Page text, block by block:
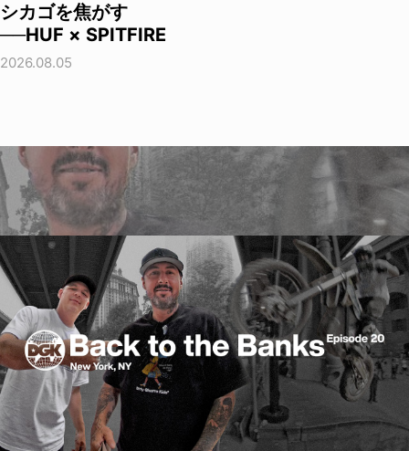
シカゴを焦がす
──HUF × SPITFIRE
2026.08.05